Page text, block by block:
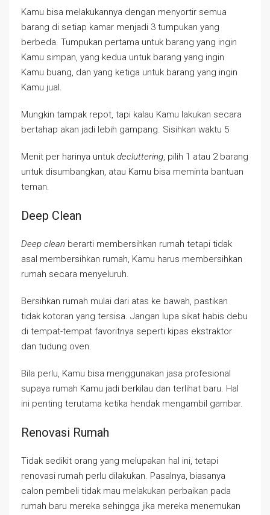
Kamu bisa melakukannya dengan menyortir semua
barang di setiap kamar menjadi 3 tumpukan yang
berbeda. Tumpukan pertama untuk barang yang ingin
Kamu simpan, yang kedua untuk barang yang ingin
Kamu buang, dan yang ketiga untuk barang yang ingin
Kamu jual.
Mungkin tampak repot, tapi kalau Kamu lakukan secara
bertahap akan jadi lebih gampang. Sisihkan waktu 5
Menit per harinya untuk decluttering, pilih 1 atau 2 barang
untuk disumbangkan, atau Kamu bisa meminta bantuan
teman.
Deep Clean
Deep clean berarti membersihkan rumah tetapi tidak
asal membersihkan rumah, Kamu harus membersihkan
rumah secara menyeluruh.
Bersihkan rumah mulai dari atas ke bawah, pastikan
tidak kotoran yang tersisa. Jangan lupa sikat habis debu
di tempat-tempat favoritnya seperti kipas ekstraktor
dan tudung oven.
Bila perlu, Kamu bisa menggunakan jasa profesional
supaya rumah Kamu jadi berkilau dan terlihat baru. Hal
ini penting terutama ketika hendak mengambil gambar.
Renovasi Rumah
Tidak sedikit orang yang melupakan hal ini, tetapi
renovasi rumah perlu dilakukan. Pasalnya, biasanya
calon pembeli tidak mau melakukan perbaikan pada
rumah baru mereka sehingga jika mereka menemukan